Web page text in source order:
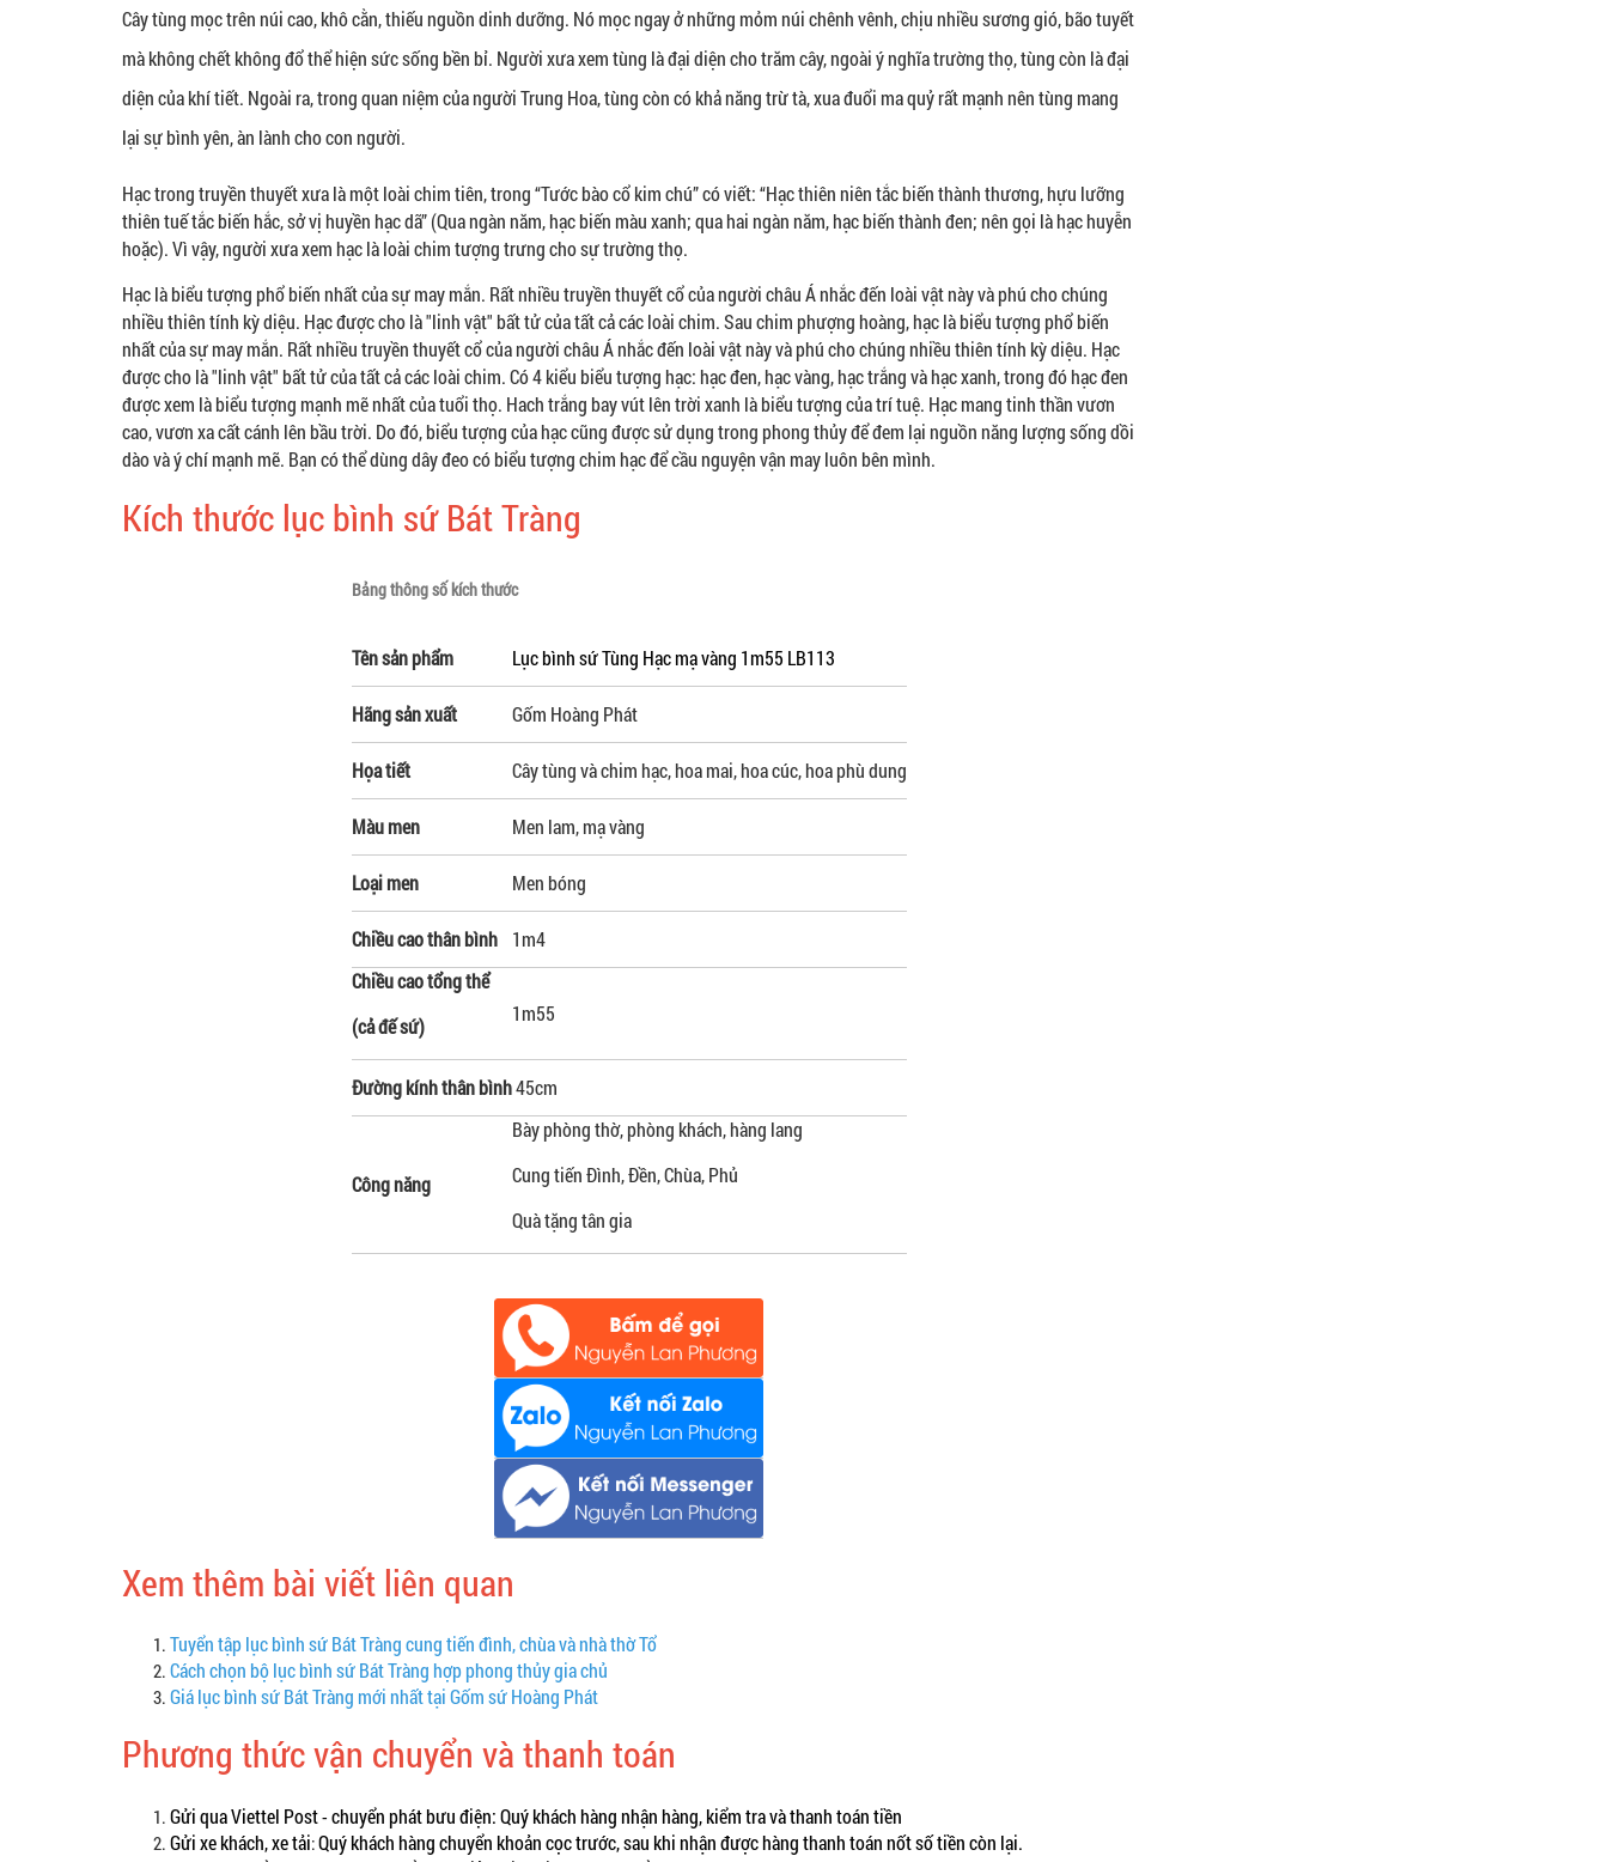
Cây tùng mọc trên núi cao, khô cằn, thiếu nguồn dinh dưỡng. Nó mọc ngay ở những mỏm núi chênh vênh, chịu nhiều sương gió, bão tuyết
mà không chết không đổ thể hiện sức sống bền bỉ. Người xưa xem tùng là đại diện cho trăm cây, ngoài ý nghĩa trường thọ, tùng còn là đại
diện của khí tiết. Ngoài ra, trong quan niệm của người Trung Hoa, tùng còn có khả năng trừ tà, xua đuổi ma quỷ rất mạnh nên tùng mang
lại sự bình yên, àn lành cho con người.
Hạc trong truyền thuyết xưa là một loài chim tiên, trong “Tước bào cổ kim chú” có viết: “Hạc thiên niên tắc biến thành thương, hựu lưỡng
thiên tuế tắc biến hắc, sở vị huyền hạc dã” (Qua ngàn năm, hạc biến màu xanh; qua hai ngàn năm, hạc biến thành đen; nên gọi là hạc huyễn
hoặc). Vì vậy, người xưa xem hạc là loài chim tượng trưng cho sự trường thọ.
Hạc là biểu tượng phổ biến nhất của sự may mắn. Rất nhiều truyền thuyết cổ của người châu Á nhắc đến loài vật này và phú cho chúng
nhiều thiên tính kỳ diệu. Hạc được cho là "linh vật" bất tử của tất cả các loài chim. Sau chim phượng hoàng, hạc là biểu tượng phổ biến
nhất của sự may mắn. Rất nhiều truyền thuyết cổ của người châu Á nhắc đến loài vật này và phú cho chúng nhiều thiên tính kỳ diệu. Hạc
được cho là "linh vật" bất tử của tất cả các loài chim. Có 4 kiểu biểu tượng hạc: hạc đen, hạc vàng, hạc trắng và hạc xanh, trong đó hạc đen
được xem là biểu tượng mạnh mẽ nhất của tuổi thọ. Hach trắng bay vút lên trời xanh là biểu tượng của trí tuệ. Hạc mang tinh thần vươn
cao, vươn xa cất cánh lên bầu trời. Do đó, biểu tượng của hạc cũng được sử dụng trong phong thủy để đem lại nguồn năng lượng sống dồi
dào và ý chí mạnh mẽ. Bạn có thể dùng dây đeo có biểu tượng chim hạc để cầu nguyện vận may luôn bên mình.
Kích thước lục bình sứ Bát Tràng
Bảng thông số kích thước
Tên sản phẩm Lục bình sứ Tùng Hạc mạ vàng 1m55 LB113
Hãng sản xuất Gốm Hoàng Phát
Họa tiết Cây tùng và chim hạc, hoa mai, hoa cúc, hoa phù dung
Màu men Men lam, mạ vàng
Loại men Men bóng
Chiều cao thân bình
1m4
Chiều cao tổng thể
(cả đế sứ)
1m55
Đường kính thân bình45cm
Công năng
Bày phòng thờ, phòng khách, hàng lang
Cung tiến Đình, Đền, Chùa, Phủ
Quà tặng tân gia
Xem thêm bài viết liên quan
Tuyển tập lục bình sứ Bát Tràng cung tiến đình, chùa và nhà thờ Tổ
Cách chọn bộ lục bình sứ Bát Tràng hợp phong thủy gia chủ
Giá lục bình sứ Bát Tràng mới nhất tại Gốm sứ Hoàng Phát
Phương thức vận chuyển và thanh toán
Gửi qua Viettel Post - chuyển phát bưu điện:Quý khách hàng nhận hàng, kiểm tra và thanh toán tiền
Gửi xe khách, xe tải:Quý khách hàng chuyển khoản cọc trước, sau khi nhận được hàng thanh toán nốt số tiền còn lại.